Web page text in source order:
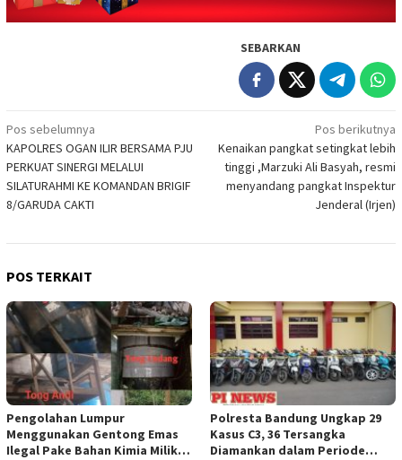
SEBARKAN
Navigasi
pos
Pos sebelumnya
KAPOLRES OGAN ILIR BERSAMA PJU
PERKUAT SINERGI MELALUI
SILATURAHMI KE KOMANDAN BRIGIF
8/GARUDA CAKTI
Pos berikutnya
Kenaikan pangkat setingkat lebih
tinggi ,Marzuki Ali Basyah, resmi
menyandang pangkat Inspektur
Jenderal (Irjen)
POS TERKAIT
Pengolahan Lumpur
Menggunakan Gentong Emas
Ilegal Pake Bahan Kimia Milik
Polresta Bandung Ungkap 29
Kasus C3, 36 Tersangka
Diamankan dalam Periode